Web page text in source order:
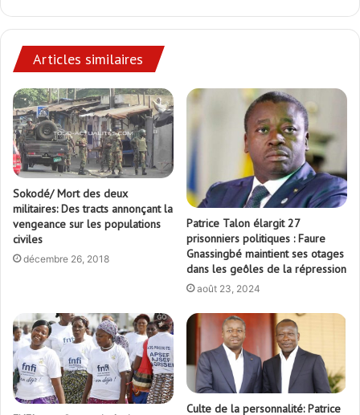
Articles similaires
Sokodé/ Mort des deux
militaires: Des tracts annonçant la
vengeance sur les populations
civiles
décembre 26, 2018
Patrice Talon élargit 27
prisonniers politiques : Faure
Gnassingbé maintient ses otages
dans les geôles de la répression
août 23, 2024
Culte de la personnalité: Patrice